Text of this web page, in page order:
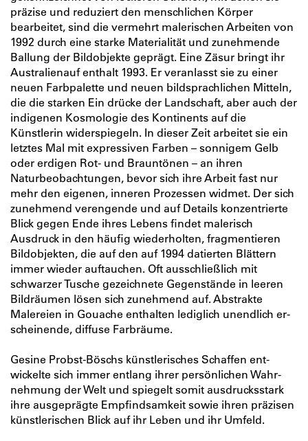
prä­zise und reduziert den menschlichen Körper
bearbeitet, sind die vermehrt malerischen Arbeiten von
1992 durch eine starke Materialität und zunehmende
Ballung der Bildobjekte geprägt. Eine Zäsur bringt ihr
Australienauf­ enthalt 1993. Er veranlasst sie zu einer
neuen Farbpalette und neuen bildsprachlichen Mitteln,
die die starken Ein­ drücke der Landschaft, aber auch der
indigenen Kosmo­logie des Kontinents auf die
Künstlerin widerspiegeln. In dieser Zeit arbeitet sie ein
letztes Mal mit expressi­ven Farben – sonnigem Gelb
oder erdigen Rot­- und Brauntönen – an ihren
Naturbeobachtungen, bevor sich ihre Arbeit fast nur
mehr den eigenen, inneren Prozessen widmet. Der sich
zunehmend verengende und auf Details konzentrierte
Blick gegen Ende ihres Lebens findet malerisch
Ausdruck in den häufig wiederholten, frag­mentieren
Bildobjekten, die auf den auf 1994 datierten Blättern
immer wieder auftauchen. Oft ausschließlich mit
schwarzer Tusche gezeichnete Gegenstände in leeren
Bildräumen lösen sich zunehmend auf. Abstrakte
Malereien in Gouache enthalten lediglich unendlich er­
scheinende, diffuse Farbräume.
Gesine Probst-­Böschs künstlerisches Schaffen ent­
wickelte sich immer entlang ihrer persönlichen Wahr­
nehmung der Welt und spiegelt somit ausdrucksstark
ihre ausgeprägte Empfindsamkeit sowie ihren präzisen
künstlerischen Blick auf ihr Leben und ihr Umfeld.